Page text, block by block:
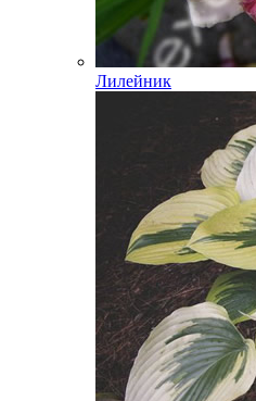
Лилейник